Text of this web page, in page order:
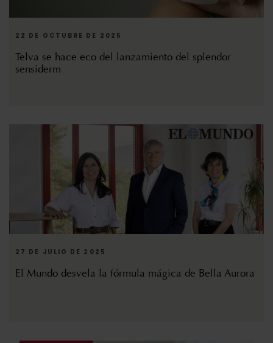
22 DE OCTUBRE DE 2025
Telva se hace eco del lanzamiento del splendor
sensiderm
27 DE JULIO DE 2025
El Mundo desvela la fórmula mágica de Bella Aurora